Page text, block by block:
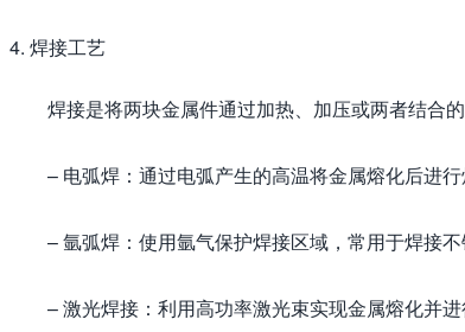
4. 焊接工艺
焊接是将两块金属件通过加热、加压或两者结合
– 电弧焊：通过电弧产生的高温将金属熔化后进
– 氩弧焊：使用氩气保护焊接区域，常用于焊接
– 激光焊接：利用高功率激光束实现金属熔化并